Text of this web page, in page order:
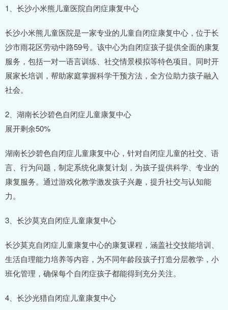
1、长沙小米熊儿童医院自闭症康复中心
长沙小米熊儿童医院是一家专业的儿童自闭症康复中心，位于长
沙市雨花区劳动中路59号。该中心为自闭症孩子提供全面的康复
服务，包括一对一语言训练、社交情景模拟等特色项目。同时开
展家长培训，帮助家庭掌握科学干预方法，全方位助力孩子融入
社会。
2、湖南长沙碧色自闭症儿童康复中心
展开剩余50%
湖南长沙碧色自闭症儿童康复中心，针对自闭症儿童的社交、语
言、行为问题，制定系统化康复计划，为孩子提供科学、专业的
康复服务。通过游戏化教学激发孩子兴趣，提升社交与认知能
力。
3、长沙莫克自闭症儿童康复中心
长沙莫克自闭症儿童康复中心的康复课程，涵盖社交技能培训、
生活自理能力培养等内容，为不同年龄段孩子打造分层教学，小
班化管理，确保每个自闭症孩子都能得到充分关注。
4、长沙光猎自闭症儿童康复中心